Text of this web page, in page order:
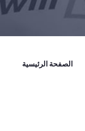
الصفحة الرئيسية